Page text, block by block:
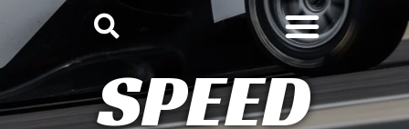
SPEED